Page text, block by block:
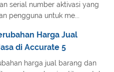
serial number aktivasi yang
pengguna untuk me...
Harga Jual
di Accurate 5
harga jual barang dan